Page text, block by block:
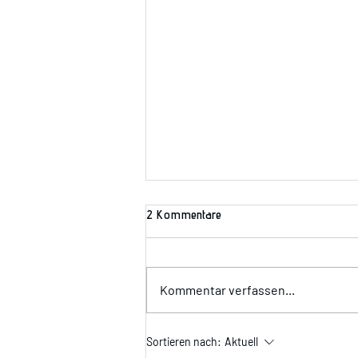
Wir suchen Dich!!!
2 Kommentare
Kommentar verfassen...
Sortieren nach: Aktuell